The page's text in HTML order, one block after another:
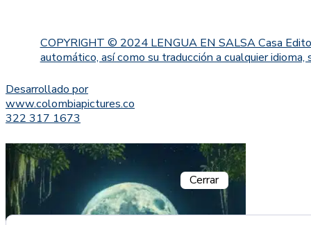
COPYRIGHT © 2024 LENGUA EN SALSA Casa
automático, así como su traducción a cualquier
Desarrollado por
www.colombiapictures.co
322 317 1673
Cerrar